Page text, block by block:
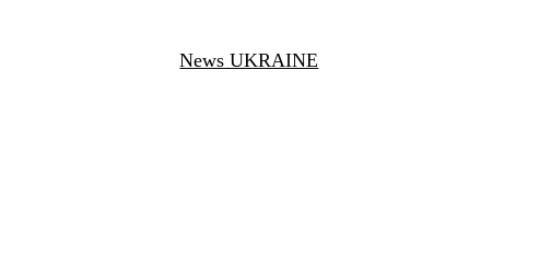
News UKRAINE